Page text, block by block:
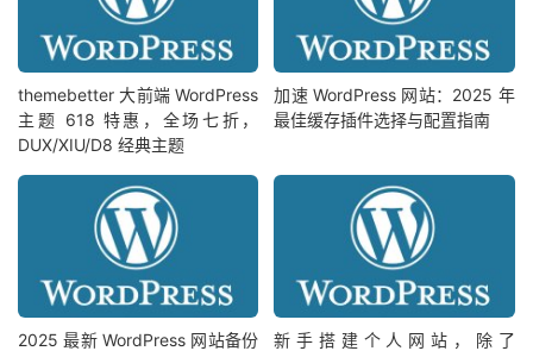
themebetter 大前端 WordPress
主题 618 特惠，全场七折，
DUX/XIU/D8 经典主题
加速 WordPress 网站：2025 年
最佳缓存插件选择与配置指南
2025 最新 WordPress 网站备份
新手搭建个人网站，除了